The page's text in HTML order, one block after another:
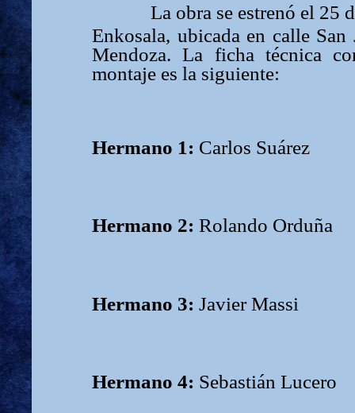
La obra se estrenó el 25
Enkosala, ubicada en calle
Mendoza. La ficha técnica
montaje es la siguiente:
Hermano 1: Carlos Suárez
Hermano 2: Rolando Orduña
Hermano 3: Javier Massi
Hermano 4: Sebastián Lucero